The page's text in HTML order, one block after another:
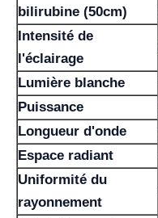
bilirubine (50cm)
Intensité de
l'éclairage
Lumière blanche
Puissance
Longueur d'onde
Espace radiant
Uniformité du
rayonnement